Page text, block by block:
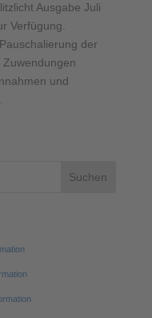
Ausgabe Juli
Verfügung.
der
und